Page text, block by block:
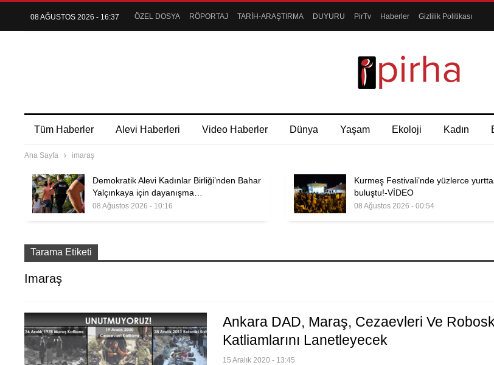
08 AĞUSTOS 2026 - 16:37 ÖZEL DOSYA RÖPORTAJ TARİH-ARAŞTIRMA DUYURU PirTv Haberler Gizlilik Politikası
Tüm Haberler Alevi Haberleri Video Haberler Dünya Yaşam Ekoloji Kadın
Ana Sayfa imaraş
Demokratik Alevi Kadınlar Birliği’nden Bahar
Yalçınkaya için dayanışma…
08 Ağustos 2026 - 10:16
Kurmeş Festivali’nde yüzlerce
buluştu!-VİDEO
08 Ağustos 2026 - 00:54
Tarama Etiketi
Imaraş
Ankara DAD, Maraş, Cezaevleri Ve
Katliamlarını Lanetleyecek
15 Aralık 2020 - 13:45